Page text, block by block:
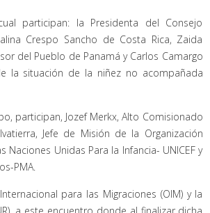
participan: la Presidenta del Consejo
Crespo Sancho de Costa Rica, Zaida
del Pueblo de Panamá y Carlos Camargo
la situación de la niñez no acompañada
participan, Jozef Merkx, Alto Comisionado
Jefe de Misión de la Organización
Unidas Para la Infancia- UNICEF y
PMA.
para las Migraciones (OIM) y la